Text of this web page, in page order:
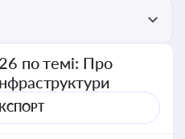
по темі: Про